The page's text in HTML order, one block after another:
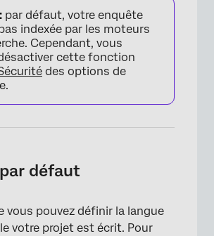
par défaut, votre enquête
indexée par les moteurs
Cependant, vous
cette fonction
des options de
défaut
vous pouvez définir la langue
votre projet est écrit. Pour